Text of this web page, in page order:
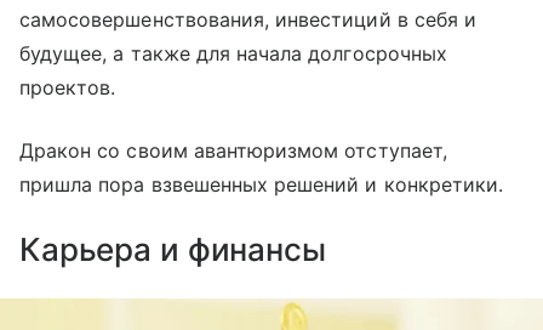
самосовершенствования, инвестиций в себя и
будущее, а также для начала долгосрочных
проектов.
Дракон со своим авантюризмом отступает,
пришла пора взвешенных решений и конкретики.
Карьера и финансы